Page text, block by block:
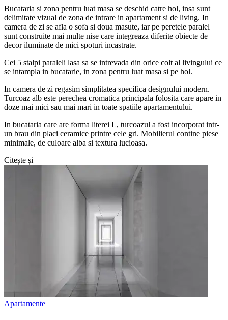
Bucataria si zona pentru luat masa se deschid catre hol, insa sunt
delimitate vizual de zona de intrare in apartament si de living. In
camera de zi se afla o sofa si doua masute, iar pe peretele paralel
sunt construite mai multe nise care integreaza diferite obiecte de
decor iluminate de mici spoturi incastrate.
Cei 5 stalpi paraleli lasa sa se intrevada din orice colt al livingului ce
se intampla in bucatarie, in zona pentru luat masa si pe hol.
In camera de zi regasim simplitatea specifica designului modern.
Turcoaz alb este perechea cromatica principala folosita care apare in
doze mai mici sau mai mari in toate spatiile apartamentului.
In bucataria care are forma literei L, turcoazul a fost incorporat intr-
un brau din placi ceramice printre cele gri. Mobilierul contine piese
minimale, de culoare alba si textura lucioasa.
Citește și
Apartamente